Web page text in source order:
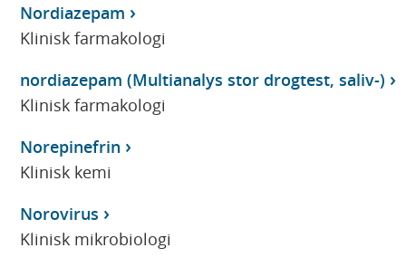
Nordiazepam
Klinisk farmakologi
nordiazepam (Multianalys stor drogtest, saliv-)
Klinisk farmakologi
Norepinefrin
Klinisk kemi
Norovirus
Klinisk mikrobiologi